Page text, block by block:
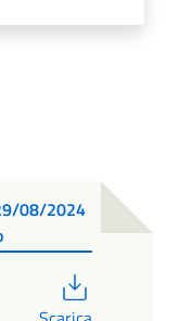
08/2024